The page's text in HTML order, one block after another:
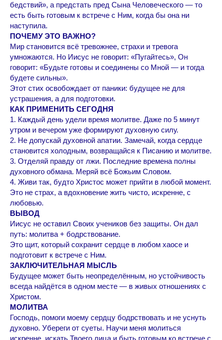
бедствий», а предстать пред Сына Человеческого — то
есть быть готовым к встрече с Ним, когда бы она ни
наступила.
ПОЧЕМУ ЭТО ВАЖНО?
Мир становится всё тревожнее, страхи и тревога
умножаются. Но Иисус не говорит: «Пугайтесь», Он
говорит: «Будьте готовы и соединены со Мной — и тогда
будете сильны».
Этот стих освобождает от паники: будущее не для
устрашения, а для подготовки.
КАК ПРИМЕНИТЬ СЕГОДНЯ
1. Каждый день удели время молитве. Даже по 5 минут
утром и вечером уже формируют духовную силу.
2. Не допускай духовной апатии. Замечай, когда сердце
становится холодным, возвращайся к Писанию и молитве.
3. Отделяй правду от лжи. Последние времена полны
духовного обмана. Меряй всё Божьим Словом.
4. Живи так, будто Христос может прийти в любой момент.
Это не страх, а вдохновение жить чисто, искренне, с
любовью.
ВЫВОД
Иисус не оставил Своих учеников без защиты. Он дал
путь: молитва + бодрствование.
Это щит, который сохранит сердце в любом хаосе и
подготовит к встрече с Ним.
ЗАКЛЮЧИТЕЛЬНАЯ МЫСЛЬ
Будущее может быть неопределённым, но устойчивость
всегда найдётся в одном месте — в живых отношениях с
Христом.
МОЛИТВА
Господь, помоги моему сердцу бодрствовать и не уснуть
духовно. Убереги от суеты. Научи меня молиться
искренне, искать Твоего лица и быть готовым ко встрече с